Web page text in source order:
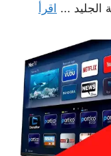
الجليد ... اقرأ